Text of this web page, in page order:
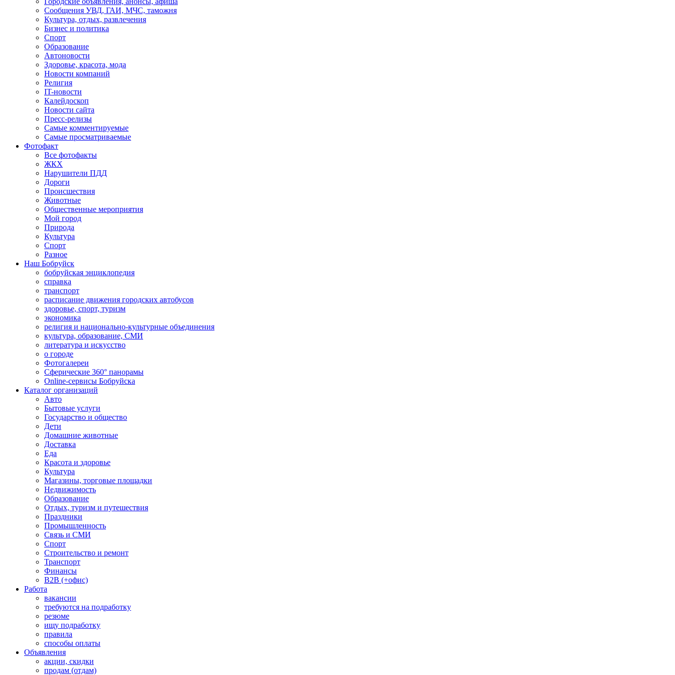
Сообщения УВД, ГАИ, МЧС, таможня
Культура, отдых, развлечения
Бизнес и политика
Спорт
Образование
Автоновости
Здоровье, красота, мода
Новости компаний
Религия
IT-новости
Калейдоскоп
Новости сайта
Пресс-релизы
Самые комментируемые
Самые просматриваемые
Фотофакт
Все фотофакты
ЖКХ
Нарушители ПДД
Дороги
Происшествия
Животные
Общественные мероприятия
Мой город
Природа
Культура
Спорт
Разное
Наш Бобруйск
бобруйская энциклопедия
справка
транспорт
расписание движения городских автобусов
здоровье, спорт, туризм
экономика
религия и национально-культурные объединения
культура, образование, СМИ
литература и искусство
о городе
Фотогалереи
Сферические 360° панорамы
Online-сервисы Бобруйска
Каталог организаций
Авто
Бытовые услуги
Государство и общество
Дети
Домашние животные
Доставка
Еда
Красота и здоровье
Культура
Магазины, торговые площадки
Недвижимость
Образование
Отдых, туризм и путешествия
Праздники
Промышленность
Связь и СМИ
Спорт
Строительство и ремонт
Транспорт
Финансы
B2B (+офис)
Работа
вакансии
требуются на подработку
резюме
ищу подработку
правила
способы оплаты
Объявления
акции, скидки
продам (отдам)